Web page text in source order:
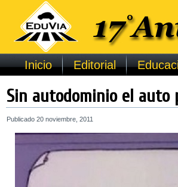
Inicio Editorial
Sin autodominio el auto
Publicado 20 noviembre, 2011